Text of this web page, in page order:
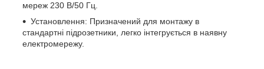
мереж 230 В/50 Гц.
Установлення: Призначений для монтажу в
стандартні підрозетники, легко інтегрується в наявну
електромережу.